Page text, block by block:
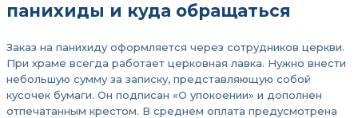
панихиды и куда обращаться
Заказ на панихиду оформляется через сотрудников церкви.
При храме всегда работает церковная лавка. Нужно внести
небольшую сумму за записку, представляющую собой
кусочек бумаги. Он подписан «О упокоении» и дополнен
отпечатанным крестом. В среднем оплата предусмотрена